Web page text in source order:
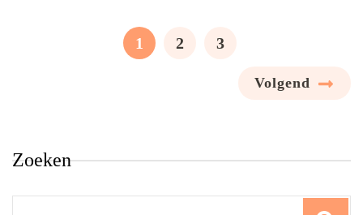
pagineringPAGINA
1 PAGINA
2 PAGINA
3
Volgend
Zoeken